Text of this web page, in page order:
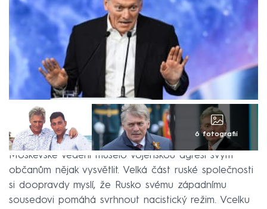
6 fotografií
Moskevské vedení muselo vojenskou agresi svým
občanům nějak vysvětlit. Velká část ruské společnosti
si doopravdy myslí, že Rusko svému západnímu
sousedovi pomáhá svrhnout nacistický režim. Vcelku